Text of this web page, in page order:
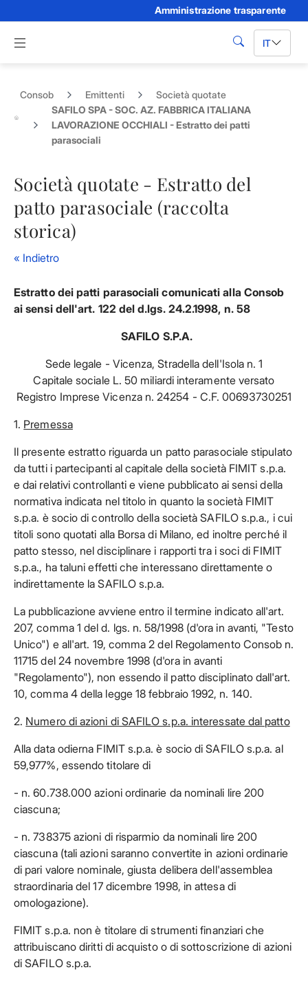
Amministrazione trasparente
Apri menu di navigazione
cerca IT
Consob Emittenti
Società quotate
SAFILO SPA - SOC. AZ. FABBRICA ITALIANA
LAVORAZIONE OCCHIALI - Estratto dei patti
parasociali
Società quotate - Estratto del
patto parasociale (raccolta
storica)
« Indietro
Estratto dei patti parasociali comunicati alla Consob
ai sensi dell'art. 122 del d.lgs. 24.2.1998, n. 58
SAFILO S.P.A.
Sede legale - Vicenza, Stradella dell'Isola n. 1
Capitale sociale L. 50 miliardi interamente versato
Registro Imprese Vicenza n. 24254 - C.F. 00693730251
1. Premessa
Il presente estratto riguarda un patto parasociale stipulato
da tutti i partecipanti al capitale della società FIMIT s.p.a.
e dai relativi controllanti e viene pubblicato ai sensi della
normativa indicata nel titolo in quanto la società FIMIT
s.p.a. è socio di controllo della società SAFILO s.p.a., i cui
titoli sono quotati alla Borsa di Milano, ed inoltre perché il
patto stesso, nel disciplinare i rapporti tra i soci di FIMIT
s.p.a., ha taluni effetti che interessano direttamente o
indirettamente la SAFILO s.p.a.
La pubblicazione avviene entro il termine indicato all'art.
207, comma 1 del d. lgs. n. 58/1998 (d'ora in avanti, "Testo
Unico") e all'art. 19, comma 2 del Regolamento Consob n.
11715 del 24 novembre 1998 (d'ora in avanti
"Regolamento"), non essendo il patto disciplinato dall'art.
10, comma 4 della legge 18 febbraio 1992, n. 140.
2. Numero di azioni di SAFILO s.p.a. interessate dal patto
Alla data odierna FIMIT s.p.a. è socio di SAFILO s.p.a. al
59,977%, essendo titolare di
- n. 60.738.000 azioni ordinarie da nominali lire 200
ciascuna;
- n. 738375 azioni di risparmio da nominali lire 200
ciascuna (tali azioni saranno convertite in azioni ordinarie
di pari valore nominale, giusta delibera dell'assemblea
straordinaria del 17 dicembre 1998, in attesa di
omologazione).
FIMIT s.p.a. non è titolare di strumenti finanziari che
attribuiscano diritti di acquisto o di sottoscrizione di azioni
di SAFILO s.p.a.